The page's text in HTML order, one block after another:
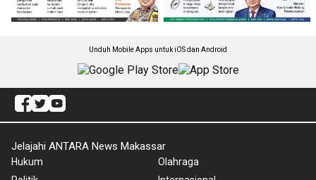
Unduh Mobile Apps untuk iOS dan Android
Jelajahi ANTARA News Makassar
Hukum
Olahraga